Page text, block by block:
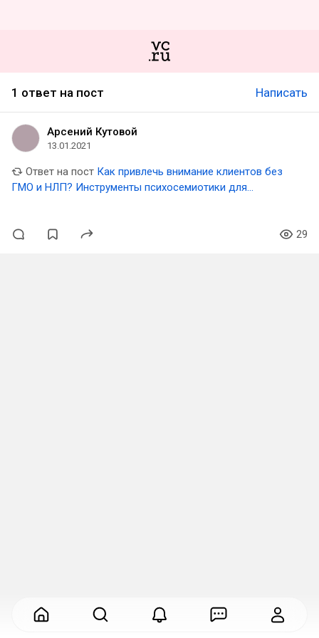
1 ответ на пост Написать
Арсений Кутовой
13.01.2021
Ответ на пост Как привлечь внимание клиентов без
ГМО и НЛП? Инструменты психосемиотики для
29